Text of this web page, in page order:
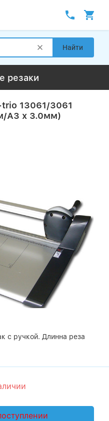
Найти
резаки
13061/3061
А3 х 3.0мм)
с ручкой. Длинна реза